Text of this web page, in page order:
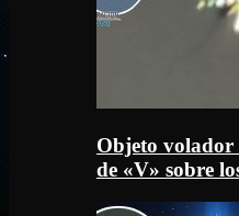
Objeto
de «V» sobre